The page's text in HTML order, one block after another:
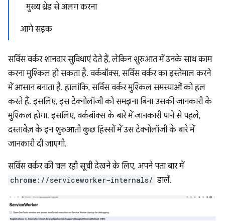
मुख्य थ्रेड से अलग करना
आगे सड़क
सर्विस वर्कर शानदार सुविधाएं देते हैं, लेकिन शुरुआत में उनके साथ काम
करना मुश्किल हो सकता है. वर्कबॉक्स, सर्विस वर्कर का इस्तेमाल करने
में आसान बनाता है. हालांकि, सर्विस वर्कर मुश्किल समस्याओं को हल
करते हैं. इसलिए, इस टेक्नोलॉजी को समझना बिना उसकी जानकारी के
मुश्किल होगा. इसलिए, वर्कबॉक्स के बारे में जानकारी पाने से पहले,
दस्तावेज़ के इन शुरुआती कुछ हिस्सों में उस टेक्नोलॉजी के बारे में
जानकारी दी जाएगी.
सर्विस वर्कर की चल रही सूची देखने के लिए, अपने पता बार में
chrome://serviceworker-internals/ डालें.